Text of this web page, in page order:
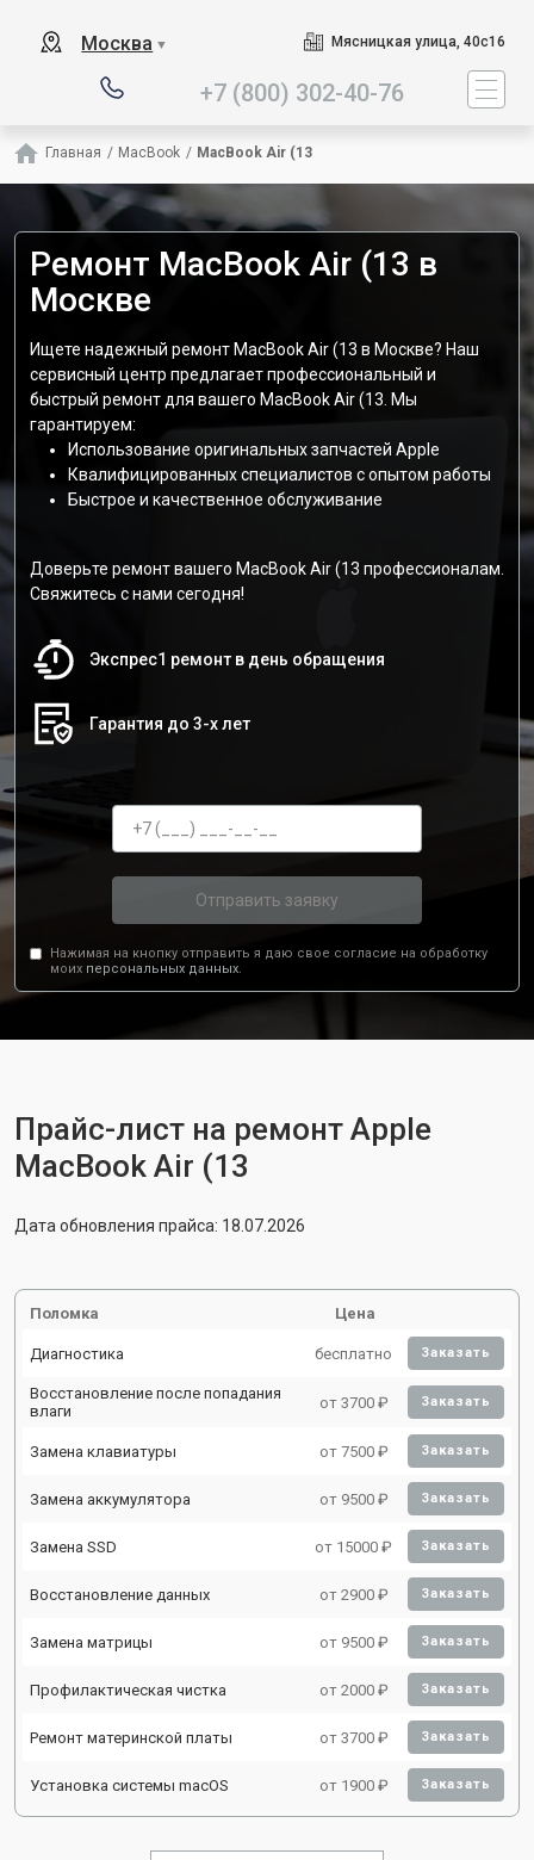
Москва ▼ Мясницкая улица, 40с16
+7 (800) 302-40-76
Главная / MacBook / MacBook Air (13
Ремонт MacBook Air (13 в
Москве
Ищете надежный ремонт MacBook Air (13 в Москве? Наш
сервисный центр предлагает профессиональный и
быстрый ремонт для вашего MacBook Air (13. Мы
гарантируем:
Использование оригинальных запчастей Apple
Квалифицированных специалистов с опытом работы
Быстрое и качественное обслуживание
Доверьте ремонт вашего MacBook Air (13 профессионалам.
Свяжитесь с нами сегодня!
Экспрес1 ремонт в день обращения
Гарантия до 3-х лет
Отправить заявку
Нажимая на кнопку отправить я даю свое согласие на обработку
моих персональных данных.
Прайс-лист на ремонт Apple
MacBook Air (13
Дата обновления прайса: 18.07.2026
Поломка Цена
Диагностика бесплатно Заказать
Восстановление после попадания
влаги
от 3700 ₽ Заказать
Замена клавиатуры от 7500 ₽ Заказать
Замена аккумулятора от 9500 ₽ Заказать
Замена SSD от 15000 ₽ Заказать
Восстановление данных от 2900 ₽ Заказать
Замена матрицы от 9500 ₽ Заказать
Профилактическая чистка от 2000 ₽ Заказать
Ремонт материнской платы от 3700 ₽ Заказать
Установка системы macOS от 1900 ₽ Заказать